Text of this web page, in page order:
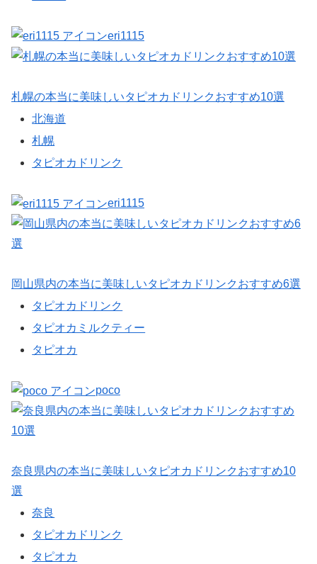
eri1115
札幌の本当に美味しいタピオカドリンクおすすめ10選
北海道
札幌
タピオカドリンク
eri1115
岡山県内の本当に美味しいタピオカドリンクおすすめ6選
タピオカドリンク
タピオカミルクティー
タピオカ
poco
奈良県内の本当に美味しいタピオカドリンクおすすめ10
選
奈良
タピオカドリンク
タピオカ